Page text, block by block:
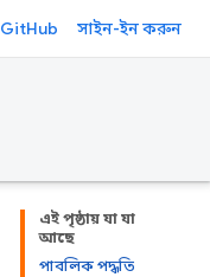
GitHub সাইন-ইন করুন
এই পৃষ্ঠায় যা যা
আছে
পাবলিক পদ্ধতি